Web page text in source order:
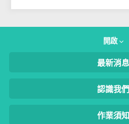
開啟
最新消息
認識我們
作業須知